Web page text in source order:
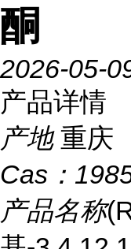
酮
2026-05-
产品详情
产地 重庆
Cas：
产品名称